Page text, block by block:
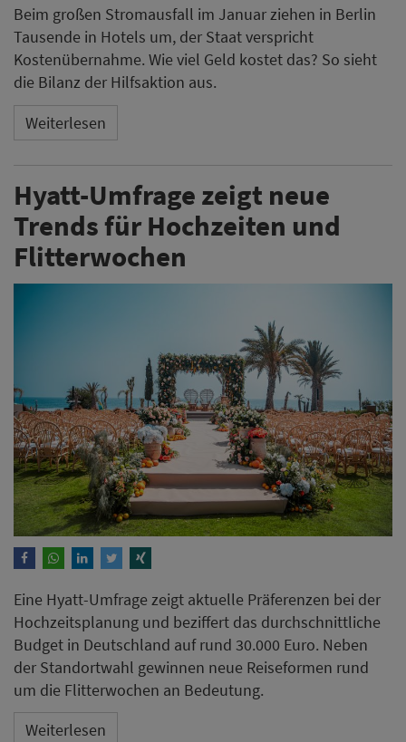
Beim großen Stromausfall im Januar ziehen in Berlin
Tausende in Hotels um, der Staat verspricht
Kostenübernahme. Wie viel Geld kostet das? So sieht
die Bilanz der Hilfsaktion aus.
Weiterlesen
Hyatt-Umfrage zeigt neue
Trends für Hochzeiten und
Flitterwochen
Eine Hyatt-Umfrage zeigt aktuelle Präferenzen bei der
Hochzeitsplanung und beziffert das durchschnittliche
Budget in Deutschland auf rund 30.000 Euro. Neben
der Standortwahl gewinnen neue Reiseformen rund
um die Flitterwochen an Bedeutung.
Weiterlesen